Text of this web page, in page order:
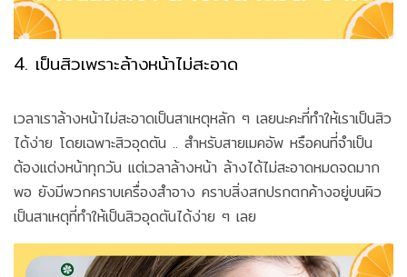
4. เป็นสิวเพราะล้างหน้าไม่สะอาด
เวลาเราล้างหน้าไม่สะอาดเป็นสาเหตุหลัก ๆ เลยนะคะที่ทำให้เราเป็นสิว
ได้ง่าย โดยเฉพาะสิวอุดตัน .. สำหรับสายเมคอัพ หรือคนที่จำเป็น
ต้องแต่งหน้าทุกวัน แต่เวลาล้างหน้า ล้างได้ไม่สะอาดหมดจดมาก
พอ ยังมีพวกคราบเครื่องสำอาง คราบสิ่งสกปรกตกค้างอยู่บนผิว
เป็นสาเหตุที่ทำให้เป็นสิวอุดตันได้ง่าย ๆ เลย